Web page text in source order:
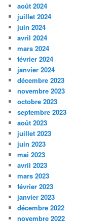
août 2024
juillet 2024
juin 2024
avril 2024
mars 2024
février 2024
janvier 2024
décembre 2023
novembre 2023
octobre 2023
septembre 2023
août 2023
juillet 2023
juin 2023
mai 2023
avril 2023
mars 2023
février 2023
janvier 2023
décembre 2022
novembre 2022